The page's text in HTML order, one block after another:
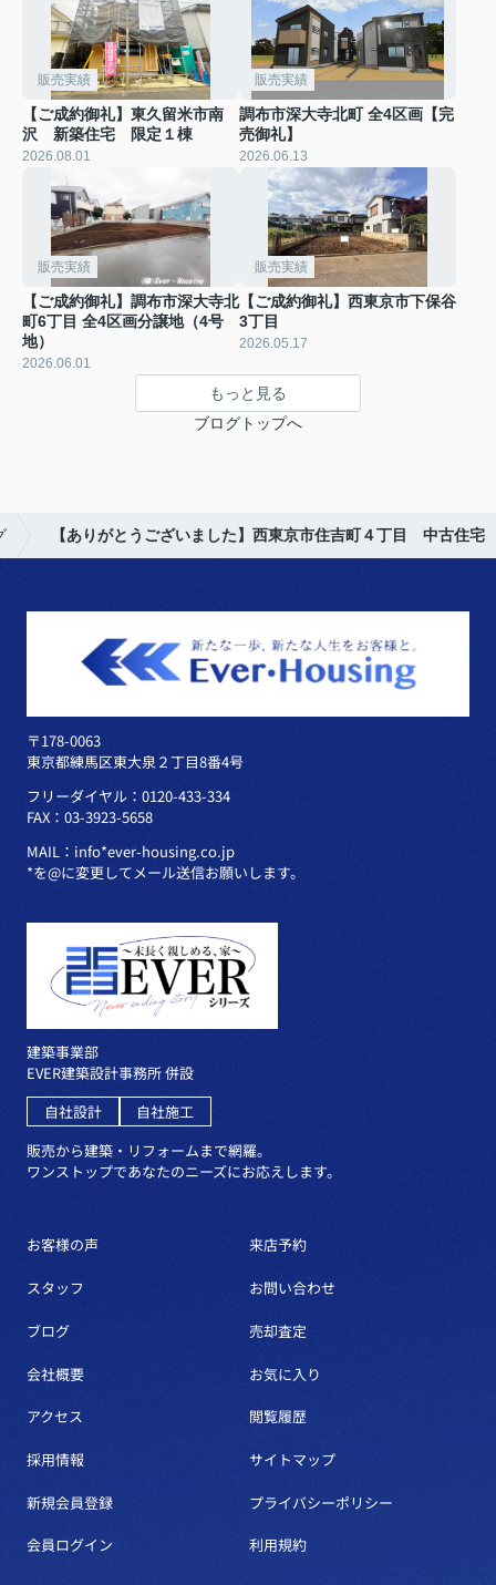
販売実績
【ご成約御礼】東久留米市南
沢 新築住宅 限定１棟
2026.08.01
販売実績
調布市深大寺北町 全4区画【完
売御礼】
2026.06.13
販売実績
【ご成約御礼】調布市深大寺北
町6丁目 全4区画分譲地（4号
地）
2026.06.01
販売実績
【ご成約御礼】西東京市下保谷
3丁目
2026.05.17
もっと見る
ブログトップへ
【ありがとうございました】西東京市住吉町４丁目 中古住宅
〒178-0063
東京都練馬区東大泉２丁目8番4号
フリーダイヤル：0120-433-334
FAX：03-3923-5658
MAIL：info*ever-housing.co.jp
*を@に変更してメール送信お願いします。
建築事業部
EVER建築設計事務所 併設
自社設計
自社施工
販売から建築・リフォームまで網羅。
ワンストップであなたのニーズにお応えします。
お客様の声
スタッフ
ブログ
会社概要
アクセス
採用情報
新規会員登録
会員ログイン
来店予約
お問い合わせ
売却査定
お気に入り
閲覧履歴
サイトマップ
プライバシーポリシー
利用規約